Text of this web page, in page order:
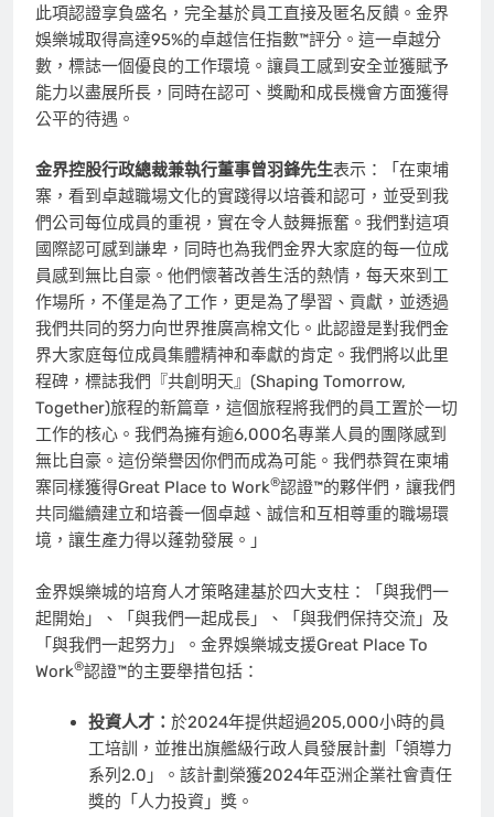
此項認證享負盛名，完全基於員工直接及匿名反饋。金界
娛樂城取得高達95%的卓越信任指數™評分。這一卓越分
數，標誌一個優良的工作環境。讓員工感到安全並獲賦予
能力以盡展所長，同時在認可、獎勵和成長機會方面獲得
公平的待遇。
金界控股行政總裁兼執行董事曾羽鋒先生表示：「在柬埔
寨，看到卓越職場文化的實踐得以培養和認可，並受到我
們公司每位成員的重視，實在令人鼓舞振奮。我們對這項
國際認可感到謙卑，同時也為我們金界大家庭的每一位成
員感到無比自豪。他們懷著改善生活的熱情，每天來到工
作場所，不僅是為了工作，更是為了學習、貢獻，並透過
我們共同的努力向世界推廣高棉文化。此認證是對我們金
界大家庭每位成員集體精神和奉獻的肯定。我們將以此里
程碑，標誌我們『共創明天』(Shaping Tomorrow,
Together)旅程的新篇章，這個旅程將我們的員工置於一切
工作的核心。我們為擁有逾6,000名專業人員的團隊感到
無比自豪。這份榮譽因你們而成為可能。我們恭賀在柬埔
寨同樣獲得Great Place to Work®認證™的夥伴們，讓我們
共同繼續建立和培養一個卓越、誠信和互相尊重的職場環
境，讓生產力得以蓬勃發展。」
金界娛樂城的培育人才策略建基於四大支柱：「與我們一
起開始」、「與我們一起成長」、「與我們保持交流」及
「與我們一起努力」。金界娛樂城支援Great Place To
Work®認證™的主要舉措包括：
投資人才： 於2024年提供超過205,000小時的員
工培訓，並推出旗艦級行政人員發展計劃「領導力
系列2.0」。該計劃榮獲2024年亞洲企業社會責任
獎的「人力投資」獎。